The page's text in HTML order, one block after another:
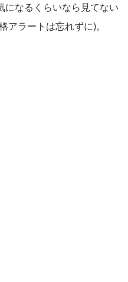
になるくらいなら見てない
アラートは忘れずに)。